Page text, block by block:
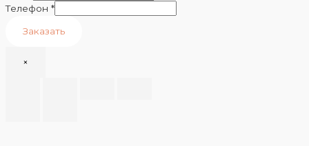
Телефон *
Заказать
×